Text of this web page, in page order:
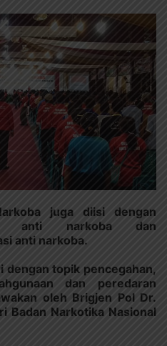
juga diisi dengan
anti narkoba dan
anti narkoba.
dengan topik pencegahan,
dan peredaran
oleh Brigjen Pol Dr.
Badan Narkotika Nasional